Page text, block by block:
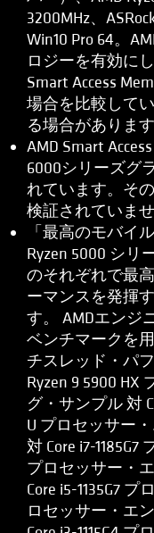
3200MHz、
Win10 Pro 64。
ロジーを有効に
Smart Access
場合を比較して
る場合がありま
AMD Smart
6000シリーズグ
れています。そ
検証されていませ
「最高のモバイ
Ryzen 5000 シリ
のそれぞれで最
ーマンスを発揮
す。 AMDエンジ
ベンチマークを
チスレッド・パ
Ryzen 9 5900 HX
グ・サンプル 対
U プロセッサー
対 Core i7-
プロセッサー・
Core i5-1135G7
ロセッサー・エ